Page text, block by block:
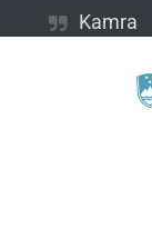
Kamra